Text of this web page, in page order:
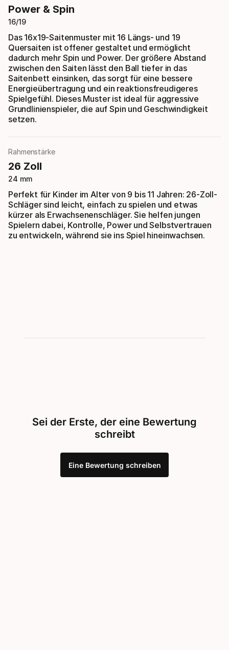
Power & Spin
16/19
Das 16x19-Saitenmuster mit 16 Längs- und 19
Quersaiten ist offener gestaltet und ermöglicht
dadurch mehr Spin und Power. Der größere Abstand
zwischen den Saiten lässt den Ball tiefer in das
Saitenbett einsinken, das sorgt für eine bessere
Energieübertragung und ein reaktionsfreudigeres
Spielgefühl. Dieses Muster ist ideal für aggressive
Grundlinienspieler, die auf Spin und Geschwindigkeit
setzen.
Rahmenstärke
26 Zoll
24 mm
Perfekt für Kinder im Alter von 9 bis 11 Jahren: 26-Zoll-
Schläger sind leicht, einfach zu spielen und etwas
kürzer als Erwachsenenschläger. Sie helfen jungen
Spielern dabei, Kontrolle, Power und Selbstvertrauen
zu entwickeln, während sie ins Spiel hineinwachsen.
Sei der Erste, der eine Bewertung
schreibt
Eine Bewertung schreiben